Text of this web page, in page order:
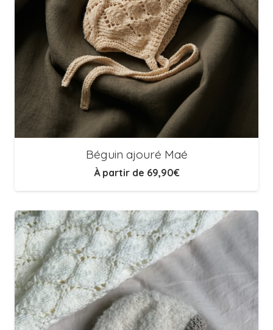
Béguin ajouré Maé
À partir de 69,90€